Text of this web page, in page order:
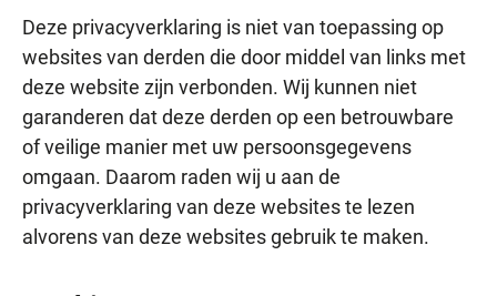
Deze privacyverklaring is niet van toepassing op
websites van derden die door middel van links met
deze website zijn verbonden. Wij kunnen niet
garanderen dat deze derden op een betrouwbare
of veilige manier met uw persoonsgegevens
omgaan. Daarom raden wij u aan de
privacyverklaring van deze websites te lezen
alvorens van deze websites gebruik te maken.